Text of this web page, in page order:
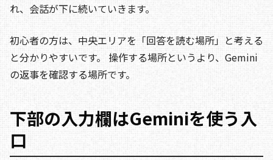
れ、会話が下に続いていきます。
初心者の方は、中央エリアを「回答を読む場所」と考える
と分かりやすいです。 操作する場所というより、Gemini
の返事を確認する場所です。
下部の入力欄はGeminiを使う入
口